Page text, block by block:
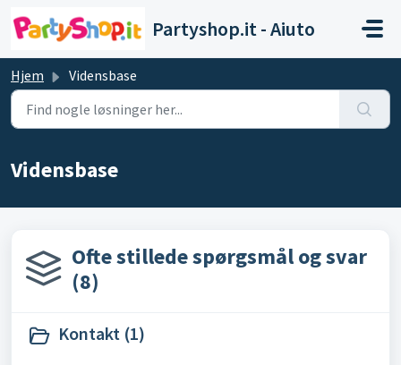
Partyshop.it - Aiuto
Hjem Vidensbase
Vidensbase
Ofte stillede spørgsmål og svar
(8)
Kontakt (1)